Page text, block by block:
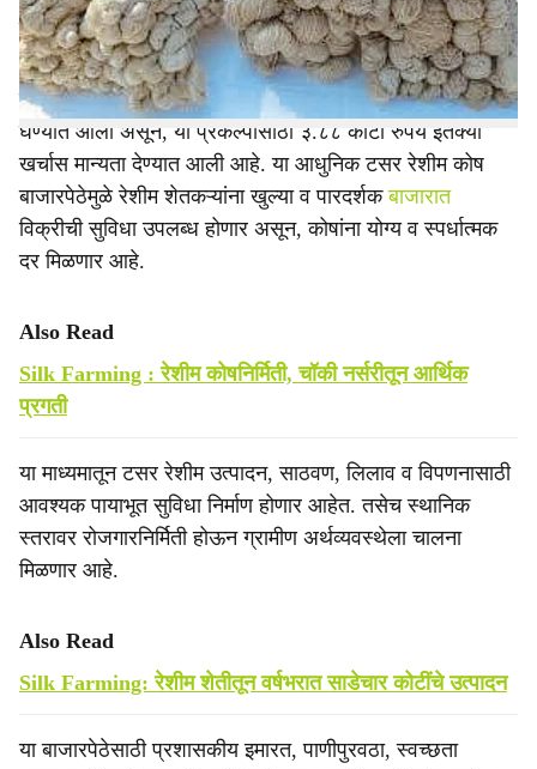
e
उभारण्यास प्रशासकीय मान्यता देण्यात आली आहे.
एकात्मिक व शाश्वत वस्त्रोद्योग धोरण २०२३–२८ अंतर्गत हा निर्णय
घेण्यात आला असून, या प्रकल्पासाठी ३.८८ कोटी रुपये इतक्या
खर्चास मान्यता देण्यात आली आहे. या आधुनिक टसर रेशीम कोष
बाजारपेठेमुळे रेशीम शेतकऱ्यांना खुल्या व पारदर्शकबाजारात
विक्रीची सुविधा उपलब्ध होणार असून, कोषांना योग्य व स्पर्धात्मक
दर मिळणार आहे.
Also Read
Silk Farming : रेशीम कोषनिर्मिती, चॉकी नर्सरीतून आर्थिक
प्रगती
या माध्यमातून टसर रेशीम उत्पादन, साठवण, लिलाव व विपणनासाठी
आवश्यक पायाभूत सुविधा निर्माण होणार आहेत. तसेच स्थानिक
स्तरावर रोजगारनिर्मिती होऊन ग्रामीण अर्थव्यवस्थेला चालना
मिळणार आहे.
Also Read
Silk Farming: रेशीम शेतीतून वर्षभरात साडेचार कोटींचे उत्पादन
या बाजारपेठेसाठी प्रशासकीय इमारत, पाणीपुरवठा, स्वच्छता